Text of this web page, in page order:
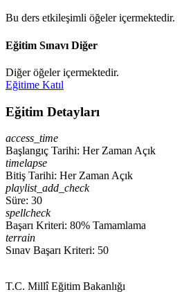
Bu ders etkileşimli öğeler içermektedir.
Eğitim Sınavı Diğer
Diğer öğeler içermektedir.
Eğitime Katıl
Eğitim Detayları
access_time
Başlangıç Tarihi: Her Zaman Açık
timelapse
Bitiş Tarihi: Her Zaman Açık
playlist_add_check
Süre: 30
spellcheck
Başarı Kriteri: 80% Tamamlama
terrain
Sınav Başarı Kriteri: 50
T.C. Millî Eğitim Bakanlığı